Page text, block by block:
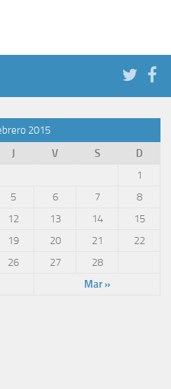
2015
J V S D
Mar »
1
5 6 7
8
12 13 14
15
19 20 21
22
26 27 28